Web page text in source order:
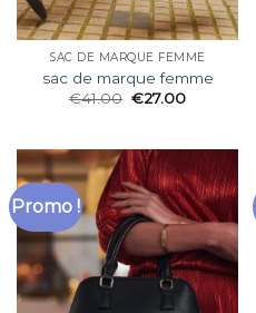
SAC DE MARQUE FEMME
sac de marque femme
€41.00 €27.00
Promo !